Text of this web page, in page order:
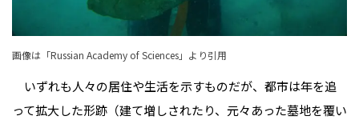
画像は「Russian Academy of Sciences」より引用
いずれも人々の居住や生活を示すものだが、都市は年を追
って拡大した形跡（建て増しされたり、元々あった墓地を覆い